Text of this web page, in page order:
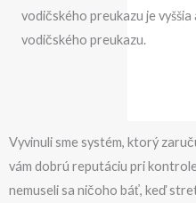
vodičského preukazu je
vodičského preukazu.
Vyvinuli sme systém, ktorý
vám dobrú reputáciu pri
nemuseli sa ničoho báť, keď